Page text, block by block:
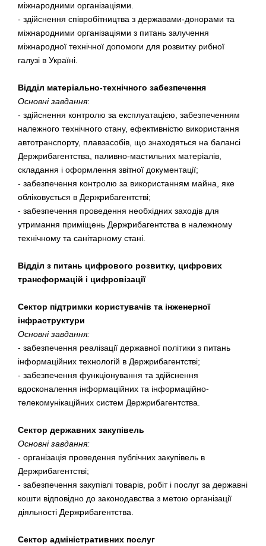
міжнародними організаціями.
- здійснення співробітництва з державами-донорами та
міжнародними організаціями з питань залучення
міжнародної технічної допомоги для розвитку рибної
галузі в Україні.
Відділ матеріально-технічного забезпечення
Основні завдання:
- здійснення контролю за експлуатацією, забезпеченням
належного технічного стану, ефективністю використання
автотранспорту, плавзасобів, що знаходяться на балансі
Держрибагентства, паливно-мастильних матеріалів,
складання і оформлення звітної документації;
- забезпечення контролю за використанням майна, яке
обліковується в Держрибагентстві;
- забезпечення проведення необхідних заходів для
утримання приміщень Держрибагентства в належному
технічному та санітарному стані.
Відділ з питань цифрового розвитку, цифрових
трансформацій і цифровізації
Сектор підтримки користувачів та інженерної
інфраструктури
Основні завдання:
- забезпечення реалізації державної політики з питань
інформаційних технологій в Держрибагентстві;
- забезпечення функціонування та здійснення
вдосконалення інформаційних та інформаційно-
телекомунікаційних систем Держрибагентства.
Сектор державних закупівель
Основні завдання:
- організація проведення публічних закупівель в
Держрибагентстві;
- забезпечення закупівлі товарів, робіт і послуг за державні
кошти відповідно до законодавства з метою організації
діяльності Держрибагентства.
Сектор адміністративних послуг